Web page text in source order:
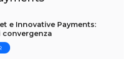
e Innovative Payments:
convergenza